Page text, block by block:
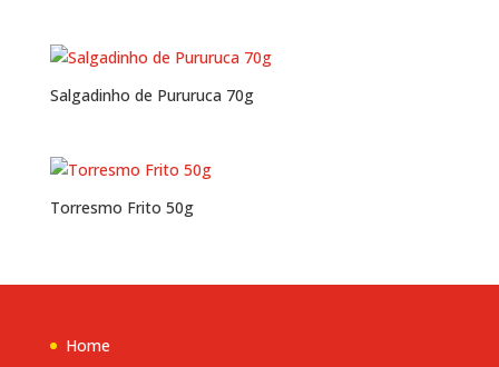
Salgadinho de Pururuca 70g
Torresmo Frito 50g
Home